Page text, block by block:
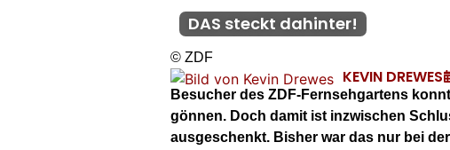
DAS steckt dahinter!
© ZDF
KEVIN DREWES
Besucher des ZDF-Fernsehgartens
gönnen. Doch damit ist inzwischen
ausgeschenkt. Bisher war das nur bei